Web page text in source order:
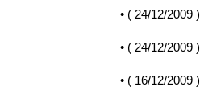
• ( 24/12/2009)
• ( 24/12/2009)
• ( 16/12/2009)